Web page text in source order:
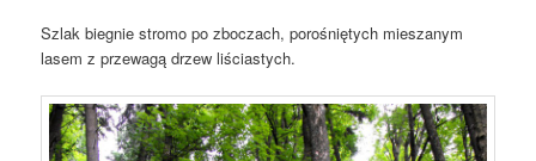
Szlak biegnie stromo po zboczach, porośniętych mieszanym
lasem z przewagą drzew liściastych.